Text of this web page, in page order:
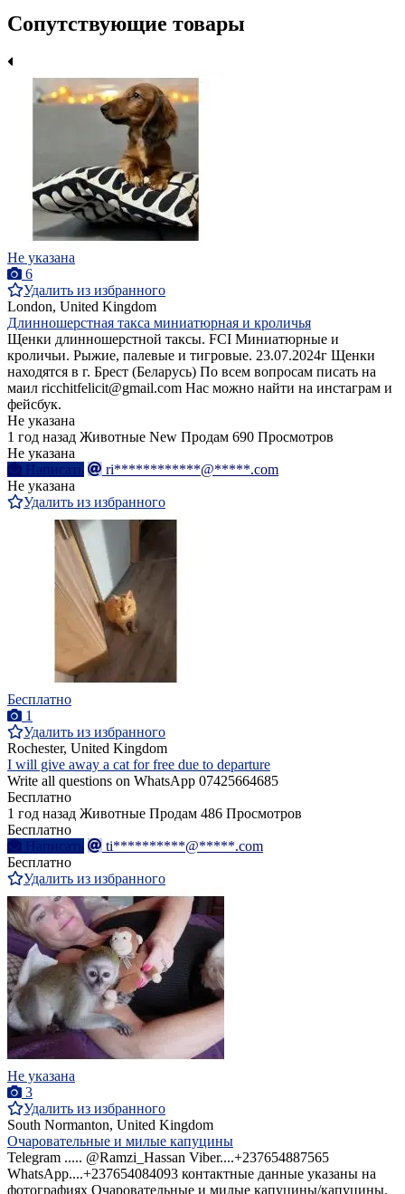
Сопутствующие товары
Не указана
6
Удалить из избранного
London, United Kingdom
Длинношерстная такса миниатюрная и кроличья
Щенки длинношерстной таксы. FCI Миниатюрные и
кроличьи. Рыжие, палевые и тигровые. 23.07.2024г Щенки
находятся в г. Брест (Беларусь) По всем вопросам писать на
маил ricchitfelicit@gmail.com Нас можно найти на инстаграм и
фейсбук.
Не указана
1 год назад Животные New Продам 690 Просмотров
Не указана
Написать
ri************@*****.com
Не указана
Удалить из избранного
Бесплатно
1
Удалить из избранного
Rochester, United Kingdom
I will give away a cat for free due to departure
Write all questions on WhatsApp 07425664685
Бесплатно
1 год назад Животные Продам 486 Просмотров
Бесплатно
Написать
ti**********@*****.com
Бесплатно
Удалить из избранного
Не указана
3
Удалить из избранного
South Normanton, United Kingdom
Очаровательные и милые капуцины
Telegram ..... @Ramzi_Hassan Viber....+237654887565
WhatsApp....+237654084093 контактные данные указаны на
фотографиях Очаровательные и милые капуцины/капуцины.